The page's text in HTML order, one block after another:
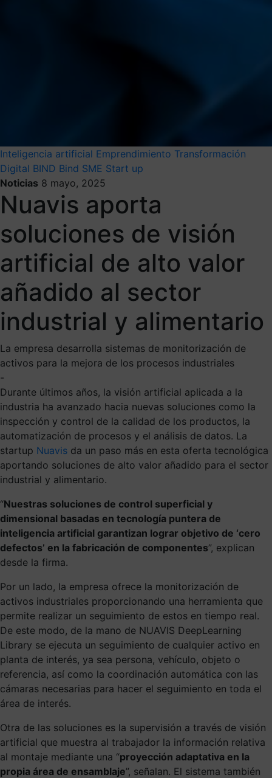
Inteligencia artificial Emprendimiento Transformación
Digital BIND Bind SME Start up
Noticias 8 mayo, 2025
Nuavis aporta
soluciones de visión
artificial de alto valor
añadido al sector
industrial y alimentario
La empresa desarrolla sistemas de monitorización de
activos para la mejora de los procesos industriales
-
Durante últimos años, la visión artificial aplicada a la
industria ha avanzado hacia nuevas soluciones como la
inspección y control de la calidad de los productos, la
automatización de procesos y el análisis de datos. La
startup Nuavis da un paso más en esta oferta tecnológica
aportando soluciones de alto valor añadido para el sector
industrial y alimentario.
“Nuestras soluciones de control superficial y
dimensional basadas en tecnología puntera de
inteligencia artificial garantizan lograr objetivo de ‘cero
defectos’ en la fabricación de componentes”, explican
desde la firma.
Por un lado, la empresa ofrece la monitorización de
activos industriales proporcionando una herramienta que
permite realizar un seguimiento de estos en tiempo real.
De este modo, de la mano de NUAVIS DeepLearning
Library se ejecuta un seguimiento de cualquier activo en
planta de interés, ya sea persona, vehículo, objeto o
referencia, así como la coordinación automática con las
cámaras necesarias para hacer el seguimiento en toda el
área de interés.
Otra de las soluciones es la supervisión a través de visión
artificial que muestra al trabajador la información relativa
al montaje mediante una “proyección adaptativa en la
propia área de ensamblaje”, señalan. El sistema también